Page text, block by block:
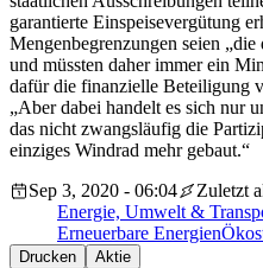
garantierte Einspeisevergütung
Mengenbegrenzungen seien
und müssten daher immer ein
dafür die finanzielle Beteiligung
„Aber dabei handelt es sich nur
das nicht zwangsläufig die
einziges Windrad mehr gebaut.“
Sep 3, 2020 - 06:04
Zuletzt
Energie, Umwelt &
Erneuerbare Energien
Drucken Aktie